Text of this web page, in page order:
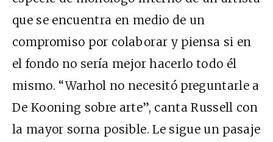
que se encuentra en medio de un
compromiso por colaborar y piensa si en
el fondo no sería mejor hacerlo todo él
mismo. “Warhol no necesitó preguntarle a
De Kooning sobre arte”, canta Russell con
la mayor sorna posible. Le sigue un pasaje